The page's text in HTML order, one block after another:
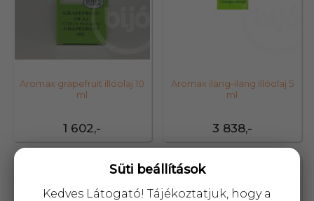
1 602,-
Aromax grapefruit illóolaj 10
ml
3 838,-
Aromax ilang-ilang illóolaj 5
ml
10035
Süti beállítások
Kedves Látogató! Tájékoztatjuk, hogy a